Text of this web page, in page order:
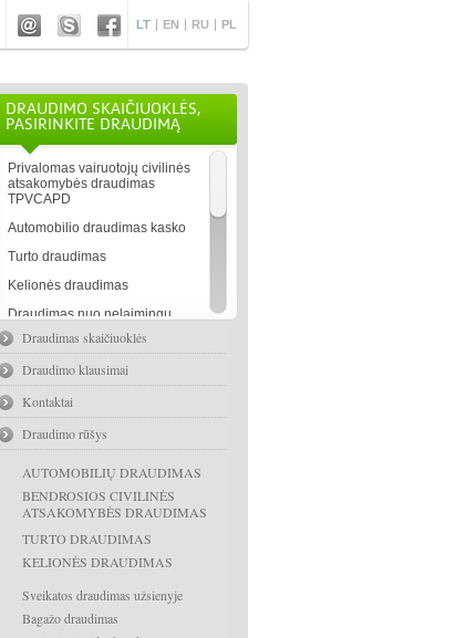
LT EN RU PL
DRAUDIMO SKAIČIUOKLĖS,
PASIRINKITE DRAUDIMĄ
Privalomas vairuotojų civilinės
atsakomybės draudimas
TPVCAPD
Automobilio draudimas kasko
Turto draudimas
Kelionės draudimas
Draudimas nuo nelaimingų
atsitikimų
Draudimas juridiniams asmenims
Gyvybės draudimas
Kitos draudimo paslaugos
Draudimas skaičiuoklės
Draudimo klausimai
Kontaktai
Draudimo rūšys
AUTOMOBILIŲ DRAUDIMAS
BENDROSIOS CIVILINĖS
ATSAKOMYBĖS DRAUDIMAS
TURTO DRAUDIMAS
KELIONĖS DRAUDIMAS
Sveikatos draudimas užsienyje
Bagažo draudimas